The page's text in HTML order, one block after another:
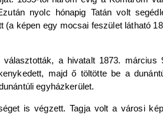
nyolc hónapig Tatán volt
képen egy mocsai feszület látható
a hivatalt 1873.
majd ő töltötte be a
egyházkerület.
is végzett. Tagja volt a városi